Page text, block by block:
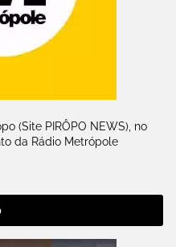
(Site PIRÔPO NEWS), no
da Rádio Metrópole